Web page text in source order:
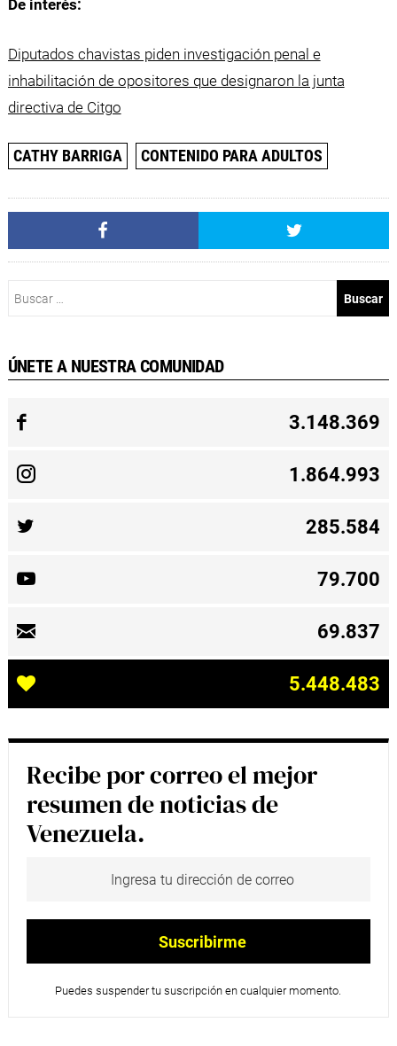
De interés:
Diputados chavistas piden investigación penal e
inhabilitación de opositores que designaron la junta
directiva de Citgo
CATHY BARRIGA CONTENIDO PARA ADULTOS
ÚNETE A NUESTRA COMUNIDAD
3.148.369
1.864.993
285.584
79.700
69.837
5.448.483
Recibe por correo el mejor
resumen de noticias de
Venezuela.
Puedes suspender tu suscripción en cualquier momento.